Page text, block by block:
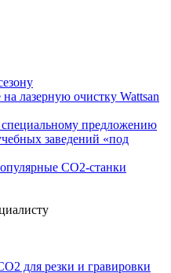
лазерную очистку Wattsan
предложению
заведений «под
CO2-станки